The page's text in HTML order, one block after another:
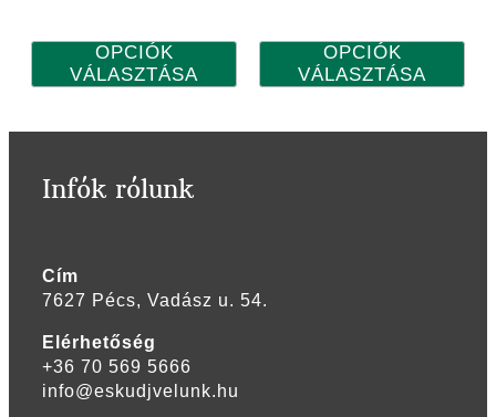
OPCIÓK
VÁLASZTÁSA
OPCIÓK
VÁLASZTÁSA
Infók rólunk
Cím
7627 Pécs, Vadász u. 54.
Elérhetőség
+36 70 569 5666
info@eskudjvelunk.hu